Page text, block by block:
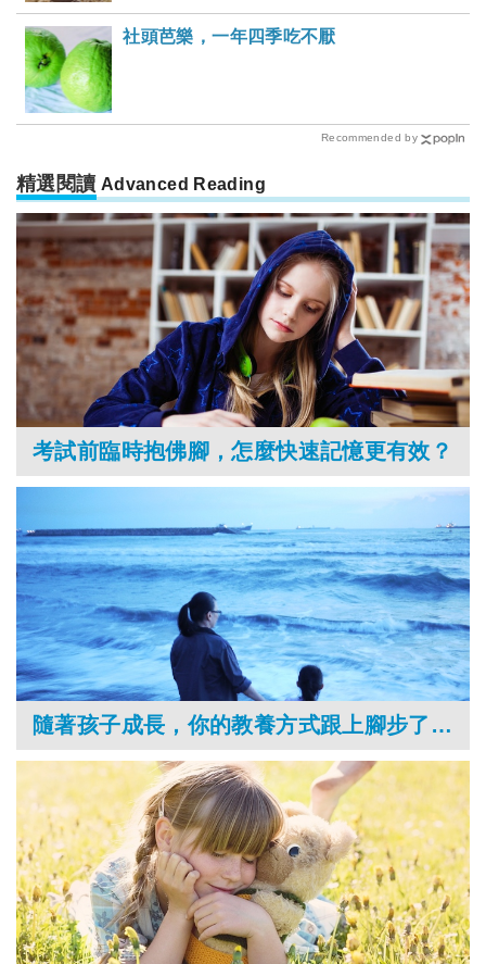
社頭芭樂，一年四季吃不厭
Recommended by
精選閱讀 Advanced Reading
考試前臨時抱佛腳，怎麼快速記憶更有效？
隨著孩子成長，你的教養方式跟上腳步了嗎？